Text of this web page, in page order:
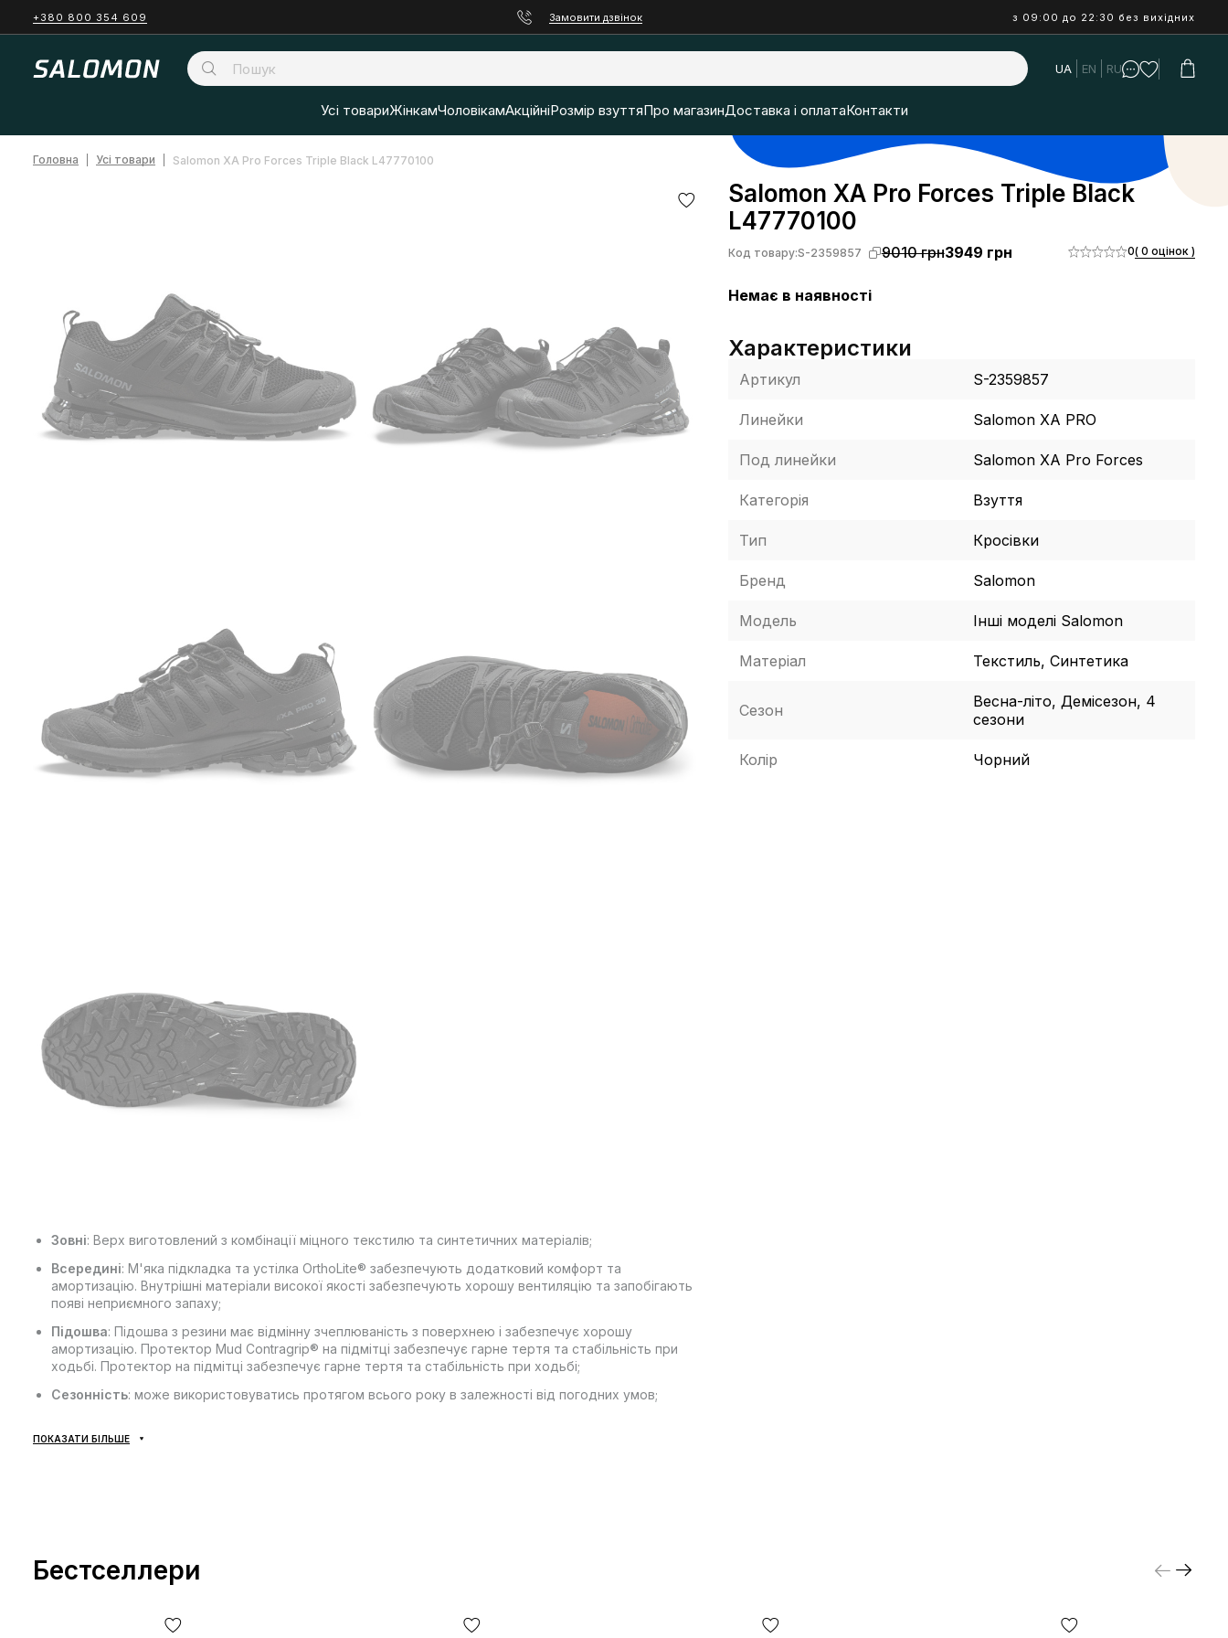
+380 800 354 609 Замовити дзвінок з 09:00 до 22:30 без вихідних
UA EN RU
Усі товариЖінкамЧоловікамАкційніРозмір взуттяПро магазинДоставка і оплатаКонтакти
Головна Усі товари Salomon XA Pro Forces Triple Black L47770100
Зовні: Верх виготовлений з комбінації міцного текстилю та синтетичних матеріалів;
Всередині: М'яка підкладка та устілка OrthoLite® забезпечують додатковий комфорт та
амортизацію. Внутрішні матеріали високої якості забезпечують хорошу вентиляцію та запобігають
появі неприємного запаху;
Підошва: Підошва з резини має відмінну зчеплюваність з поверхнею і забезпечує хорошу
амортизацію. Протектор Mud Contragrip® на підмітці забезпечує гарне тертя та стабільність при
ходьбі. Протектор на підмітці забезпечує гарне тертя та стабільність при ходьбі;
Сезонність: може використовуватись протягом всього року в залежності від погодних умов;
покупець може абсолютно безкоштовно відмовитися від посилки безпосередньо на відділенні пошти!
*Залежно від налаштувань та якості роботи Вашого гаджету колір товару, що зазначено на фото, може
ПОКАЗАТИ БІЛЬШЕ
Salomon XA Pro Forces Triple Black
L47770100
Код товару:S-2359857 9010 грн3949 грн 0( 0 оцінок )
Немає в наявності
Характеристики
Артикул S-2359857
Линейки Salomon XA PRO
Под линейки Salomon XA Pro Forces
Категорія Взуття
Тип Кросівки
Бренд Salomon
Модель Інші моделі Salomon
Матеріал Текстиль, Синтетика
Сезон
Весна-літо, Демісезон, 4
сезони
Колір Чорний
Бестселлери